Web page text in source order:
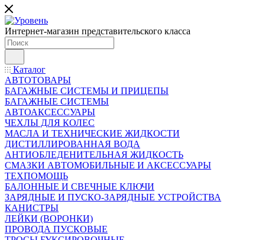
Интернет-магазин представительского класса
Каталог
АВТОТОВАРЫ
БАГАЖНЫЕ СИСТЕМЫ И ПРИЦЕПЫ
БАГАЖНЫЕ СИСТЕМЫ
АВТОАКСЕССУАРЫ
ЧЕХЛЫ ДЛЯ КОЛЕС
МАСЛА И ТЕХНИЧЕСКИЕ ЖИДКОСТИ
ДИСТИЛЛИРОВАННАЯ ВОДА
АНТИОБЛЕДЕНИТЕЛЬНАЯ ЖИДКОСТЬ
СМАЗКИ АВТОМОБИЛЬНЫЕ И АКСЕССУАРЫ
ТЕХПОМОЩЬ
БАЛОННЫЕ И СВЕЧНЫЕ КЛЮЧИ
ЗАРЯДНЫЕ И ПУСКО-ЗАРЯДНЫЕ УСТРОЙСТВА
КАНИСТРЫ
ЛЕЙКИ (ВОРОНКИ)
ПРОВОДА ПУСКОВЫЕ